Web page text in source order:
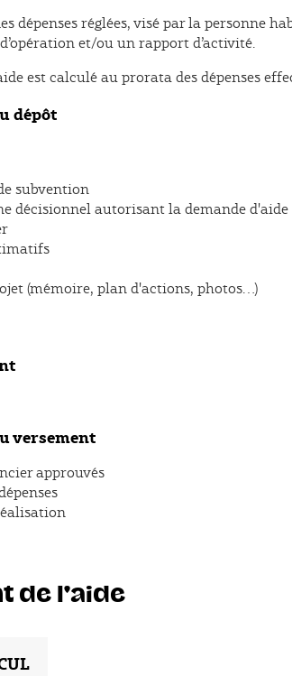
dépenses réglées, visé par la personne
et/ou un rapport d’activité.
est calculé au prorata des dépenses
dépôt
subvention
décisionnel autorisant la demande d'aide
(mémoire, plan d'actions, photos…)
versement
approuvés
de l'aide